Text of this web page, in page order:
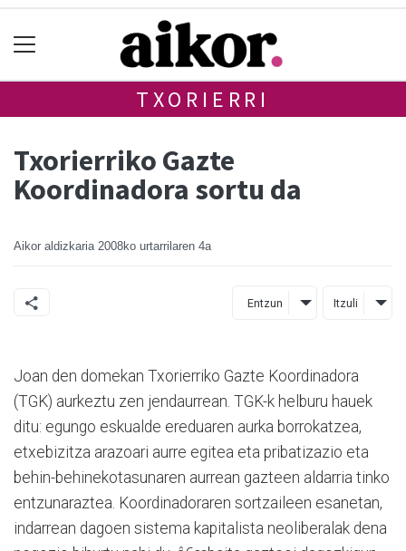
TXORIERRI
Txorierriko Gazte
Koordinadora sortu da
Aikor aldizkaria 2008ko urtarrilaren 4a
Entzun Itzuli
Joan den domekan Txorierriko Gazte Koordinadora
(TGK) aurkeztu zen jendaurrean. TGK-k helburu hauek
ditu: egungo eskualde ereduaren aurka borrokatzea,
etxebizitza arazoari aurre egitea eta pribatizazio eta
behin-behinekotasunaren aurrean gazteen aldarria tinko
entzunaraztea. Koordinadoraren sortzaileen esanetan,
indarrean dagoen sistema kapitalista neoliberalak dena